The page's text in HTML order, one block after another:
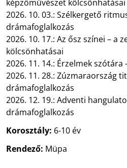
képzőművészet kölcsönhatásai
2026. 10. 03.: Szélkergető
drámafoglalkozás
2026. 10. 17.: Az ősz színei – a
kölcsönhatásai
2026. 11. 14.: Érzelmek szótára
2026. 11. 28.: Zúzmaraország
drámafoglalkozás
2026. 12. 19.: Adventi
drámafoglalkozás
Korosztály: 6-10 év
Rendező: Müpa